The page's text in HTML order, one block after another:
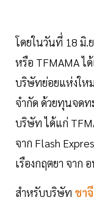
โดยในวันที่ 18 มิ
หรือ TFMAMA ไ
บริษัทย่อยแห่งให
จำกัด ด้วยทุนจด
บริษัท ได้แก่
จาก Flash
เรืองกฤตยา จาก
สำหรับบริษัท ชา